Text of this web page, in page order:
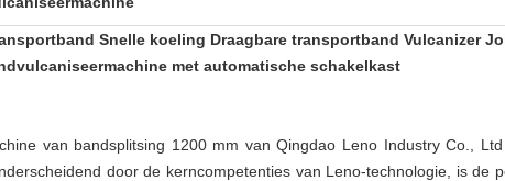
Snelle koeling Draagbare transportband Vulcanizer
met automatische schakelkast
van bandsplitsing 1200 mm van Qingdao Leno Industry Co.,
door de kerncompetenties van Leno-technologie, is de